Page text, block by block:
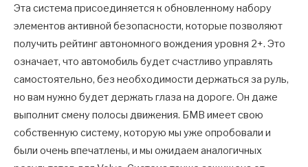
Эта система присоединяется к обновленному набору
элементов активной безопасности, которые позволяют
получить рейтинг автономного вождения уровня 2+. Это
означает, что автомобиль будет счастливо управлять
самостоятельно, без необходимости держаться за руль,
но вам нужно будет держать глаза на дороге. Он даже
выполнит смену полосы движения. БМВ имеет свою
собственную систему, которую мы уже опробовали и
были очень впечатлены, и мы ожидаем аналогичных